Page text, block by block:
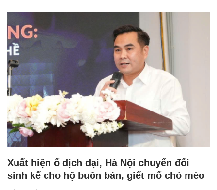
Xuất hiện ổ dịch dại, Hà Nội chuyển đổi
sinh kế cho hộ buôn bán, giết mổ chó mèo